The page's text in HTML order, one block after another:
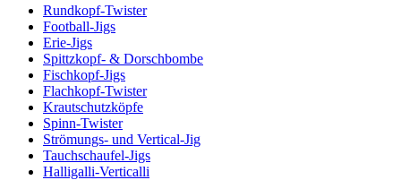
Rundkopf-Twister
Football-Jigs
Erie-Jigs
Spittzkopf- & Dorschbombe
Fischkopf-Jigs
Flachkopf-Twister
Krautschutzköpfe
Spinn-Twister
Strömungs- und Vertical-Jig
Tauchschaufel-Jigs
Halligalli-Verticalli